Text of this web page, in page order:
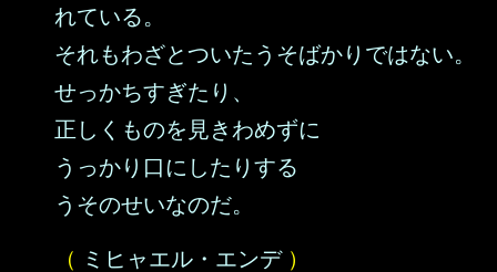
れている。
それもわざとついたうそばかりではない。
せっかちすぎたり、
正しくものを見きわめずに
うっかり口にしたりする
うそのせいなのだ。
（ ミヒャエル・エンデ）